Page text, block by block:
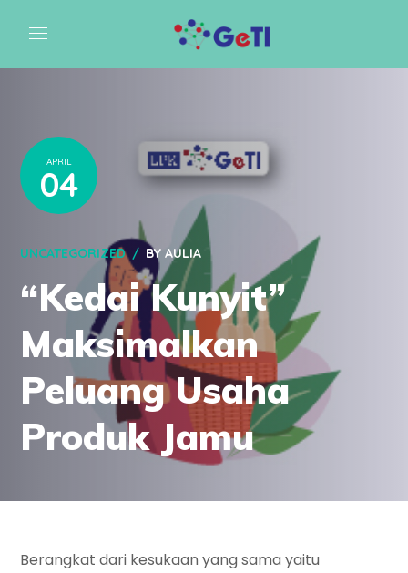
APRIL
04
UNCATEGORIZED BYAULIA
“Kedai Kunyit”
Maksimalkan
Peluang Usaha
Produk Jamu
Berangkat dari kesukaan yang sama yaitu